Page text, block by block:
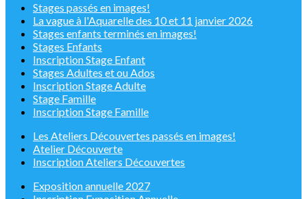
Stages passés en images!
La vague à l'Aquarelle des 10 et 11 janvier 2026
Stages enfants terminés en images!
Stages Enfants
Inscription Stage Enfant
Stages Adultes et ou Ados
Inscription Stage Adulte
Stage Famille
Inscription Stage Famille
Les Ateliers Découvertes passés en images!
Atelier Découverte
Inscription Ateliers Découvertes
Exposition annuelle 2027